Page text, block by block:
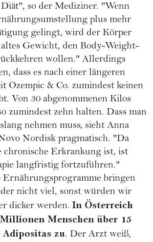
so der Mediziner. "Wenn
plus mehr
gelingt, wird der Körper
Gewicht, den Body-Weight-
wollen." Allerdings
dass es nach einer längeren
Ozempic & Co. zumindest keinen
Von 30 abgenommenen Kilos
zumindest zehn halten. Dass man
nehmen muss, sieht Anna
Nordisk pragmatisch. "Da
chronische Erkrankung ist, ist
langfristig fortzuführen."
Ernährungsprogramme bringen
nicht viel, sonst würden wir
dicker werden. In Österreich
Menschen über 15
zu. Der Arzt weiß,